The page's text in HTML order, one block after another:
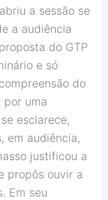
a sessão se
a audiência
do GTP
e só
do
por uma
esclarece,
em audiência,
justificou a
propôs ouvir a
Em seu